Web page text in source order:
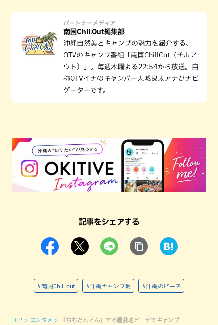
パートナーメディア
南国ChillOut編集部
沖縄自然美とキャンプの魅力を紹介する、
OTVのキャンプ番組「南国ChillOut（チルア
ウト）」。毎週木曜よる22:54から放送。自
称OTVイチのキャンパー大城良太アナがナビ
ゲーターです。
記事をシェアする
#南国Chill out #沖縄キャンプ場 #沖縄のビーチ
TOP エンタメ 『ちむどんどん』する屋我地ビーチでキャンプ